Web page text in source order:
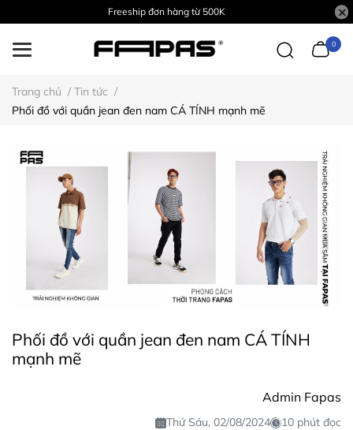
Freeship đơn hàng từ 500K
0
Trang chủ / Tin tức /
Phối đồ với quần jean đen nam CÁ TÍNH mạnh mẽ
Phối đồ với quần jean đen nam CÁ TÍNH
mạnh mẽ
Admin Fapas
Thứ Sáu, 02/08/2024 10 phút đọc